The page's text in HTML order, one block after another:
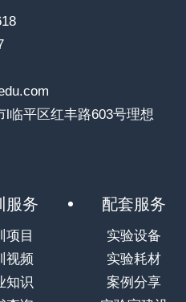
l临平区红丰路603号理想
服务
项目
视频
知识
配套服务
实验设备
实验耗材
案例分享